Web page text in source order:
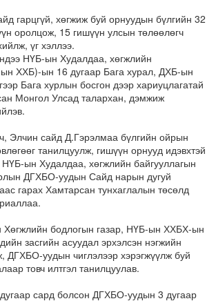
гарцгүй, хөгжиж буй орнуудын бүлгийн 32
оролцож, 15 гишүүн улсын төлөөлөгч
үг хэллээ.
НҮБ-ын Худалдаа, хөгжлийн
ХХБ)-ын 16 дугаар Бага хурал, ДХБ-ын
Бага хурлын босгон дээр хариуцлагатай
Монгол Улсад талархан, дэмжиж
Элчин сайд Д.Гэрэлмаа бүлгийн ойрын
танилцуулж, гишүүн орнууд идэвхтэй
ын Худалдаа, хөгжлийн байгууллагын
ДГХБО-уудын Сайд нарын дугуй
гарах Хамтарсан тунхаглалын төсөлд
Хөгжлийн бодлогын газар, НҮБ-ын ХХБХ-ын
засгийн асуудал эрхэлсэн нэгжийн
ДГХБО-уудын чиглэлээр хэрэгжүүлж буй
товч илтгэл танилцуулав.
сард болсон ДГХБО-уудын 3 дугаар